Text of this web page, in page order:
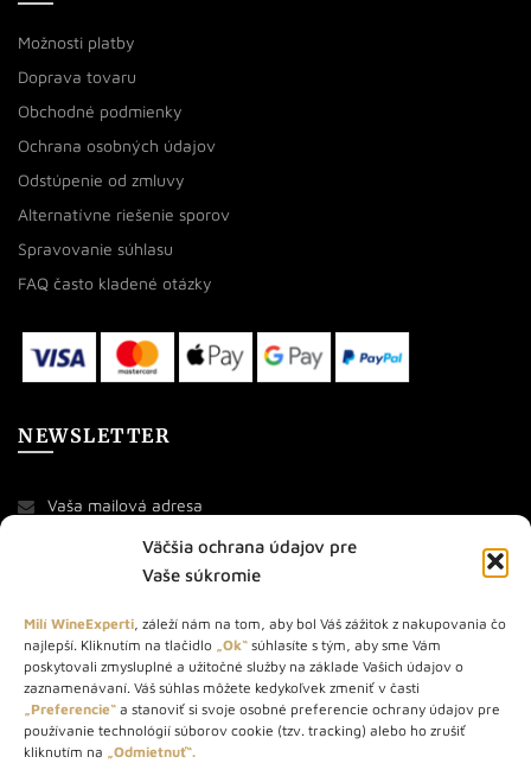
Väčšia ochrana údajov pre
Vaše súkromie
Milí WineExperti, záleží nám na tom, aby bol Váš zážitok z nakupovania čo
najlepší. Kliknutím na tlačidlo „Ok“ súhlasíte s tým, aby sme Vám
poskytovali zmysluplné a užitočné služby na základe Vašich údajov o
zaznamenávaní. Váš súhlas môžete kedykoľvek zmeniť v časti
„Preferencie“ a stanoviť si svoje osobné preferencie ochrany údajov pre
používanie technológií súborov cookie (tzv. tracking) alebo ho zrušiť
kliknutím na „Odmietnuť“.
Možnosti platby
Doprava tovaru
Obchodné podmienky
Ochrana osobných údajov
Odstúpenie od zmluvy
Alternatívne riešenie sporov
Spravovanie súhlasu
FAQ často kladené otázky
NEWSLETTER
O NÁS
STORE – obchod s vínom a destilátmi od roku 2010. Na našej
webovej stránke predávame viac ako 1000+ značkových
produktov.